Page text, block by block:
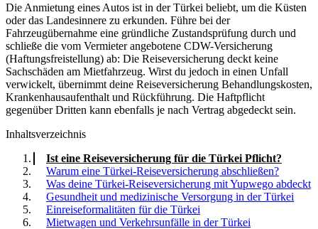
Die Anmietung eines Autos ist in der Türkei beliebt, um die Küsten
oder das Landesinnere zu erkunden. Führe bei der
Fahrzeugübernahme eine gründliche Zustandsprüfung durch und
schließe die vom Vermieter angebotene CDW-Versicherung
(Haftungsfreistellung) ab: Die Reiseversicherung deckt keine
Sachschäden am Mietfahrzeug. Wirst du jedoch in einen Unfall
verwickelt, übernimmt deine Reiseversicherung Behandlungskosten,
Krankenhausaufenthalt und Rückführung. Die Haftpflicht
gegenüber Dritten kann ebenfalls je nach Vertrag abgedeckt sein.
Inhaltsverzeichnis
Ist eine Reiseversicherung für die Türkei Pflicht?
Warum eine Türkei-Reiseversicherung abschließen?
Was deine Türkei-Reiseversicherung mit Yupwego abdeckt
Gesundheit und medizinische Versorgung in der Türkei
Einreiseformalitäten für die Türkei
Mietwagen und Verkehrsunfälle in der Türkei